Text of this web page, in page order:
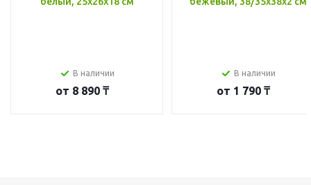
В наличии
от 8 890 ₸
В наличии
от 1 790 ₸